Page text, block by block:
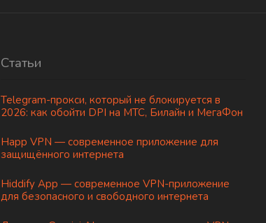
Статьи
Telegram-прокси, который не блокируется в
2026: как обойти DPI на МТС, Билайн и МегаФон
Happ VPN — современное приложение для
защищённого интернета
Hiddify App — современное VPN-приложение
для безопасного и свободного интернета